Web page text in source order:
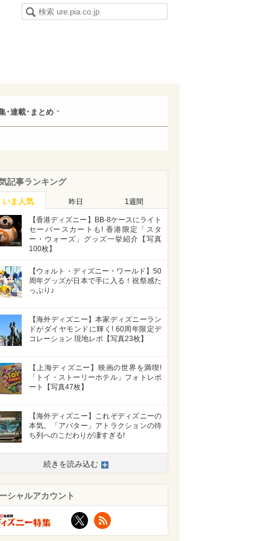
･連載･まとめ
記事ランキング
いま人気 昨日 1週間
【香港ディズニー】BB-8ケースにライト
セーバースカートも! 香港限定「スタ
ー・ウォーズ」グッズ一挙紹介【写真
100枚】
【ウォルト・ディズニー・ワールド】50
周年グッズが日本で手に入る！祝祭感た
っぷり♪
【海外ディズニー】本家ディズニーラン
ドがダイヤモンドに輝く! 60周年限定デ
コレーション 現地レポ【写真23枚】
【上海ディズニー】映画の世界を満喫!
「トイ・ストーリーホテル」フォトレポ
ート【写真47枚】
【海外ディズニー】これぞディズニーの
本気。「アバター」アトラクションの待
ち列へのこだわりが凄すぎる!
続きを読み込む
シャルアカウント
X